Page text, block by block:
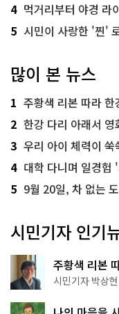
4 먹거리부터 야경 라
5 시민이 사랑한 '찐' 로
많이 본 뉴스
1 주황색 리본 따라 한강
2 한강 다리 아래서
3 우리 아이 체력이
4 대학 다니며 일경
5 9월 20일, 차 없는 도심
시민기자 인기
주황색 리본
서울둘레길 15
시민기자 박상현